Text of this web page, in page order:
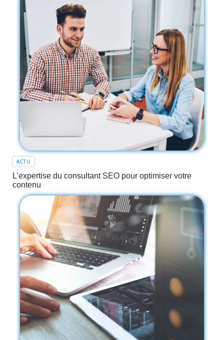
ACTU
L’expertise du consultant SEO pour optimiser votre
contenu